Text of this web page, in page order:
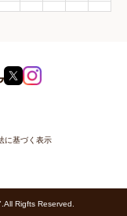
に基づく表示
Rigfts Reserved.